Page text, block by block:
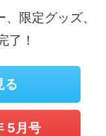
限定グッズ、
了！
る
5月号